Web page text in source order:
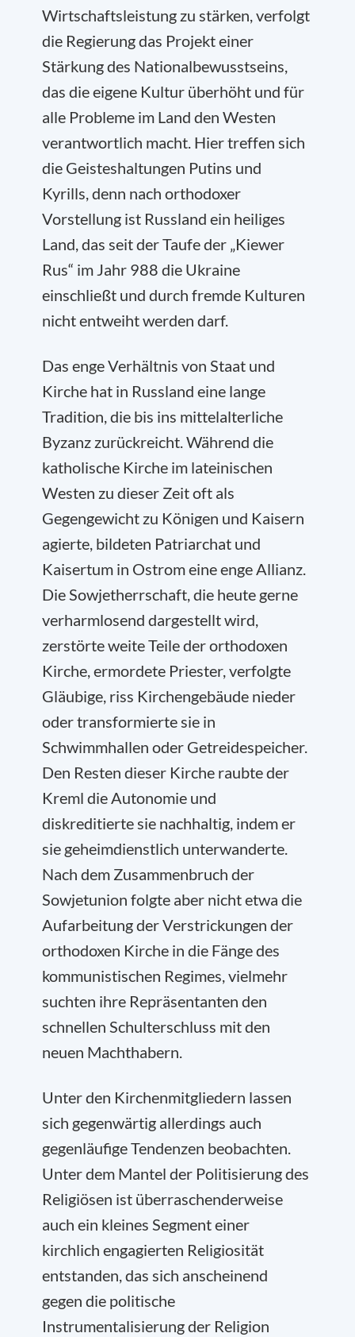
Wirtschaftsleistung zu stärken, verfolgt
die Regierung das Projekt einer
Stärkung des Nationalbewusstseins,
das die eigene Kultur überhöht und für
alle Probleme im Land den Westen
verantwortlich macht. Hier treffen sich
die Geisteshaltungen Putins und
Kyrills, denn nach orthodoxer
Vorstellung ist Russland ein heiliges
Land, das seit der Taufe der „Kiewer
Rus“ im Jahr 988 die Ukraine
einschließt und durch fremde Kulturen
nicht entweiht werden darf.
Das enge Verhältnis von Staat und
Kirche hat in Russland eine lange
Tradition, die bis ins mittelalterliche
Byzanz zurückreicht. Während die
katholische Kirche im lateinischen
Westen zu dieser Zeit oft als
Gegengewicht zu Königen und Kaisern
agierte, bildeten Patriarchat und
Kaisertum in Ostrom eine enge Allianz.
Die Sowjetherrschaft, die heute gerne
verharmlosend dargestellt wird,
zerstörte weite Teile der orthodoxen
Kirche, ermordete Priester, verfolgte
Gläubige, riss Kirchengebäude nieder
oder transformierte sie in
Schwimmhallen oder Getreidespeicher.
Den Resten dieser Kirche raubte der
Kreml die Autonomie und
diskreditierte sie nachhaltig, indem er
sie geheimdienstlich unterwanderte.
Nach dem Zusammenbruch der
Sowjetunion folgte aber nicht etwa die
Aufarbeitung der Verstrickungen der
orthodoxen Kirche in die Fänge des
kommunistischen Regimes, vielmehr
suchten ihre Repräsentanten den
schnellen Schulterschluss mit den
neuen Machthabern.
Unter den Kirchenmitgliedern lassen
sich gegenwärtig allerdings auch
gegenläufige Tendenzen beobachten.
Unter dem Mantel der Politisierung des
Religiösen ist überraschenderweise
auch ein kleines Segment einer
kirchlich engagierten Religiosität
entstanden, das sich anscheinend
gegen die politische
Instrumentalisierung der Religion